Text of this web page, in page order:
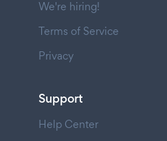
We're hiring!
Terms of Service
Privacy
Support
Help Center